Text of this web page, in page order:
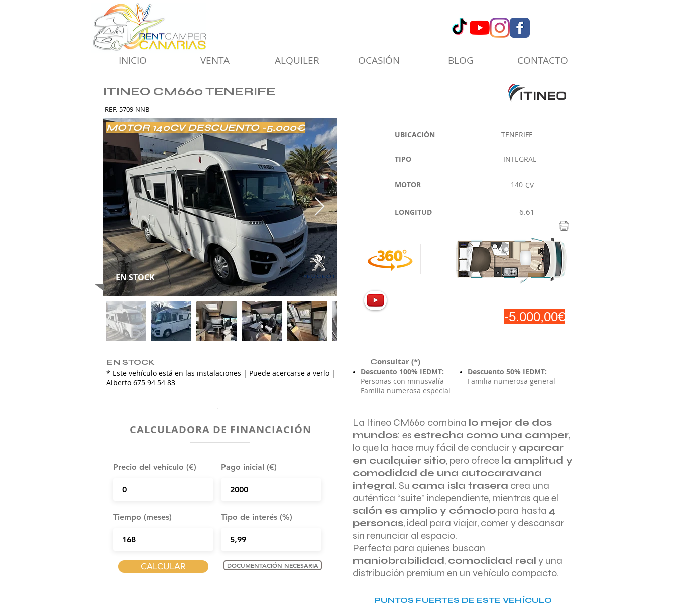
INICIO VENTA ALQUILER OCASIÓN BLOG CONTACTO
ITINEO CM660 TENERIFE
REF. 5709-NNB
EN STOCK
MOTOR 140CV DESCUENTO -5.000€
UBICACIÓN TENERIFE
TIPO INTEGRAL
MOTOR 140 CV
LONGITUD 6.61
-5.000,00€
EN STOCK
* Este vehículo está en las instalaciones | Puede acercarse a verlo |
Alberto 675 94 54 83
Consultar (*)
Descuento 100% IEDMT:
Personas con minusvalía
Familia numerosa especial
Descuento 50% IEDMT:
Familia numerosa general
.
CALCULADORA DE FINANCIACIÓN
Precio del vehículo (€) Pago inicial (€)
Tiempo (meses) Tipo de interés (%)
CALCULAR DOCUMENTACIÓN NECESARIA
La Itineo CM660 combina lo mejor de dos
mundos: es estrecha como una camper,
lo que la hace muy fácil de conducir y aparcar
en cualquier sitio, pero ofrece la amplitud y
comodidad de una autocaravana
integral. Su cama isla trasera crea una
auténtica “suite” independiente, mientras que el
salón es amplio y cómodo para hasta 4
personas, ideal para viajar, comer y descansar
sin renunciar al espacio.
Perfecta para quienes buscan
maniobrabilidad, comodidad real y una
distribución premium en un vehículo compacto.
PUNTOS FUERTES DE ESTE VEHÍCULO